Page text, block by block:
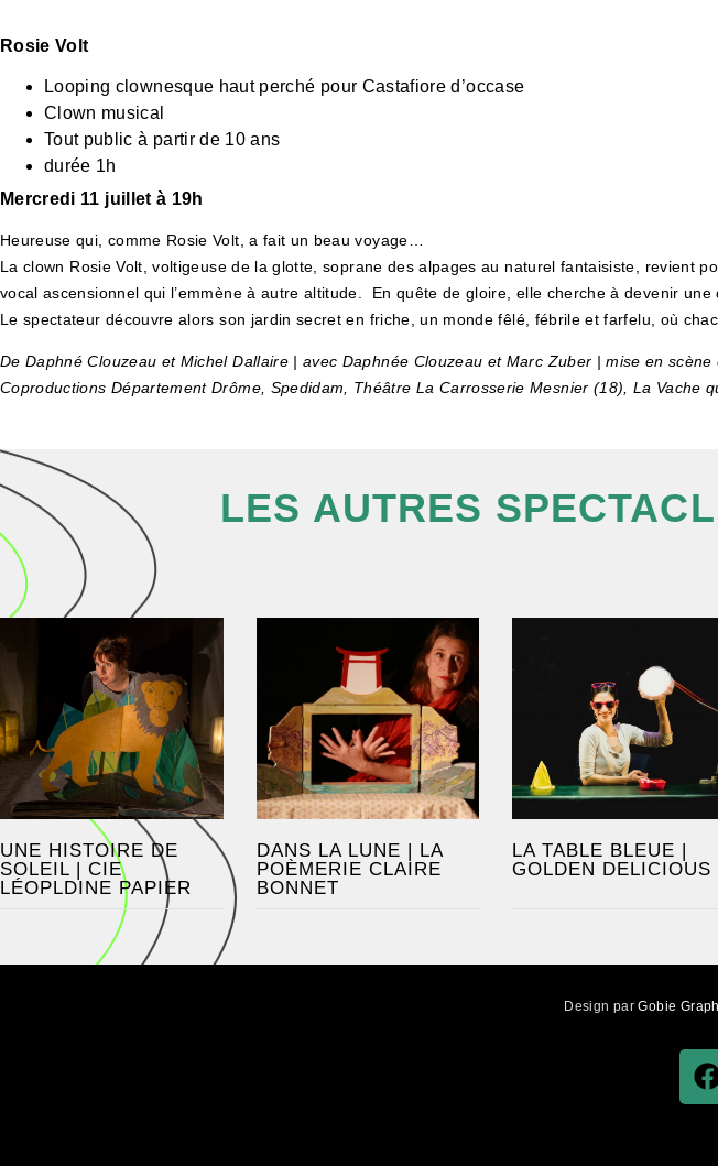
Rosie Volt
Looping clownesque haut perché pour Castafiore d’occase
Clown musical
Tout public à partir de 10 ans
durée 1h
Mercredi 11 juillet à 19h
Heureuse qui, comme Rosie Volt, a fait un beau voyage…
La clown Rosie Volt, voltigeuse de la glotte, soprane des alpages au naturel fantaisiste, revient
vocal ascensionnel qui l’emmène à autre altitude. En quête de gloire, elle cherche à devenir
Le spectateur découvre alors son jardin secret en friche, un monde fêlé, fébrile et farfelu, où
De Daphné Clouzeau et Michel Dallaire | avec Daphnée Clouzeau et Marc Zuber | mise en
Coproductions Département Drôme, Spedidam, Théâtre La Carrosserie Mesnier (18), La Vache
LES AUTRES
UNE HISTOIRE DE
SOLEIL | CIE
LÉOPLDINE PAPIER
DANS LA LUNE | LA
POÈMERIE CLAIRE
BONNET
LA TABLE BLEUE |
GOLDEN DELICIOUS
Design parGobie